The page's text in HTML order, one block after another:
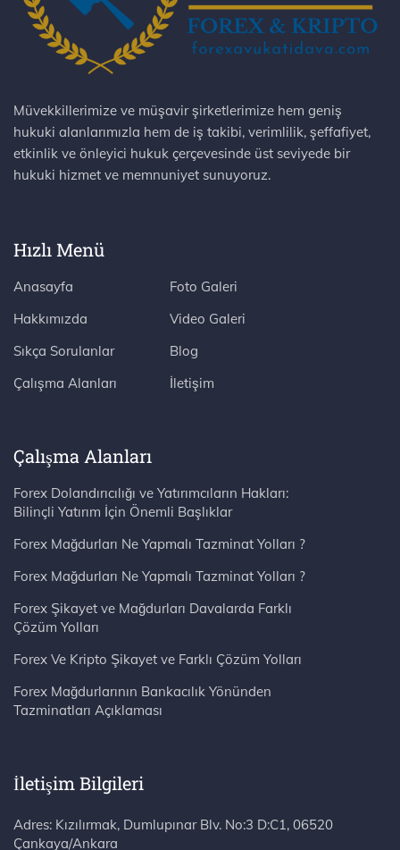
Müvekkillerimize ve müşavir şirketlerimize hem geniş
hukuki alanlarımızla hem de iş takibi, verimlilik, şeffafiyet,
etkinlik ve önleyici hukuk çerçevesinde üst seviyede bir
hukuki hizmet ve memnuniyet sunuyoruz.
Hızlı Menü
Anasayfa
Hakkımızda
Sıkça Sorulanlar
Çalışma Alanları
Foto Galeri
Video Galeri
Blog
İletişim
Çalışma Alanları
Forex Dolandırıcılığı ve Yatırımcıların Hakları:
Bilinçli Yatırım İçin Önemli Başlıklar
Forex Mağdurları Ne Yapmalı Tazminat Yolları ?
Forex Mağdurları Ne Yapmalı Tazminat Yolları ?
Forex Şikayet ve Mağdurları Davalarda Farklı
Çözüm Yolları
Forex Ve Kripto Şikayet ve Farklı Çözüm Yolları
Forex Mağdurlarının Bankacılık Yönünden
Tazminatları Açıklaması
İletişim Bilgileri
Adres: Kızılırmak, Dumlupınar Blv. No:3 D:C1, 06520 Çankaya/Ankara